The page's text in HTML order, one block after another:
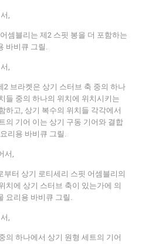
,
셈블리는 제2 스핏 봉을 더 포함하는
바비큐 그릴.
,
2 브라켓은 상기 스터브 축 중의 하나
들 중의 하나의 위치에 위치시키는
하고, 상기 복수의 위치들 각각에서
의 기어 이는 상기 구동 기어와 결합
리용 바비큐 그릴.
서,
부터 상기 로티세리 스핏 어셈블리의
치에 상기 스터브 축이 있는가에 의
요리용 바비큐 그릴.
,
의 하나에서 상기 원형 세트의 기어